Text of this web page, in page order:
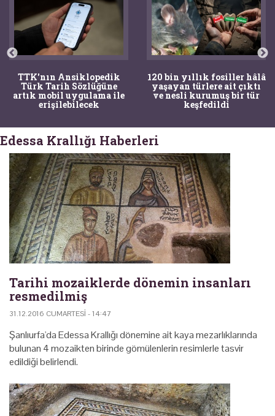
TTK'nın Ansiklopedik
Türk Tarih Sözlüğüne
artık mobil uygulama ile
erişilebilecek
120 bin yıllık fosiller hâlâ
yaşayan türlere ait çıktı
ve nesli kurumuş bir tür
keşfedildi
Edessa Krallığı Haberleri
Tarihi mozaiklerde dönemin insanları
resmedilmiş
31.12.2016 CUMARTESI - 14:47
Şanlıurfa'da Edessa Krallığı dönemine ait kaya mezarlıklarında
bulunan 4 mozaikten birinde gömülenlerin resimlerle tasvir
edildiği belirlendi.